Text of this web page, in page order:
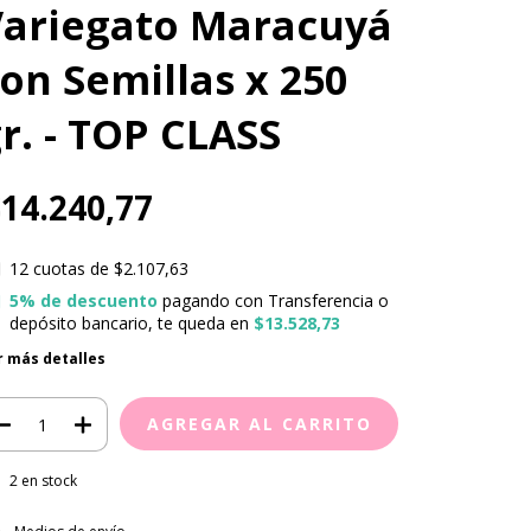
Maracuyá
Semillas x 250
- TOP CLASS
12 cuotas de $2.107,63
5% de descuento pagando con Transferencia o
depósito bancario, te queda en $13.528,73
más detalles
2en stock
para el CP: